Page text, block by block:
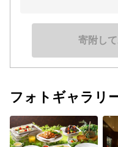
寄附し
フォトギャラリ